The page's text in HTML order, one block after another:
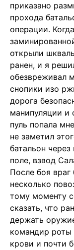
приказано
прохода
операции.
открыли
ранен, и я
обезвреживал
снопики изо
дорога
манипуляции и
пуль попала
не заметил
батальон
поле, взвод
После боя
несколько
тому моменту
сказать, что
держать
командир роты
крови и почти